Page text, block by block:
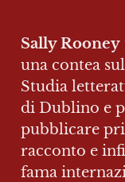
Sally Rooney
una contea
Studia
di Dublino e
pubblicare
racconto e
fama